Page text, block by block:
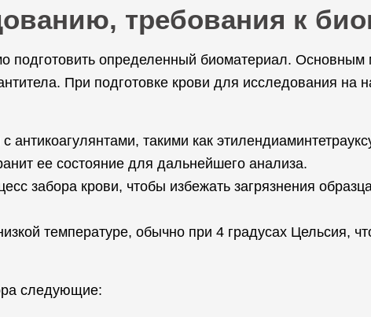
требования к
подготовить определенный биоматериал. Основным
При подготовке крови для исследования на
антикоагулянтами, такими как
ее состояние для дальнейшего анализа.
забора крови, чтобы избежать загрязнения
температуре, обычно при 4 градусах Цельсия,
следующие: